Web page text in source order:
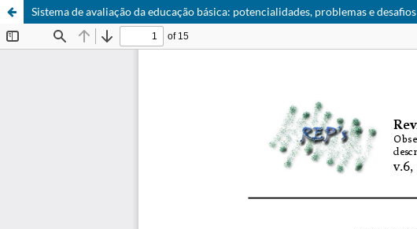
Sistema de avaliação da educação básica: potencialidades, problemas e desafios